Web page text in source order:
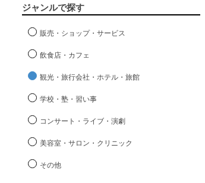
ジャンルで探す
販売・ショップ・サービス
飲食店・カフェ
観光・旅行会社・ホテル・旅館
学校・塾・習い事
コンサート・ライブ・演劇
美容室・サロン・クリニック
その他